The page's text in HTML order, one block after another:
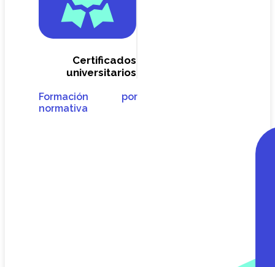
Certificados
universitarios
Formación por
normativa